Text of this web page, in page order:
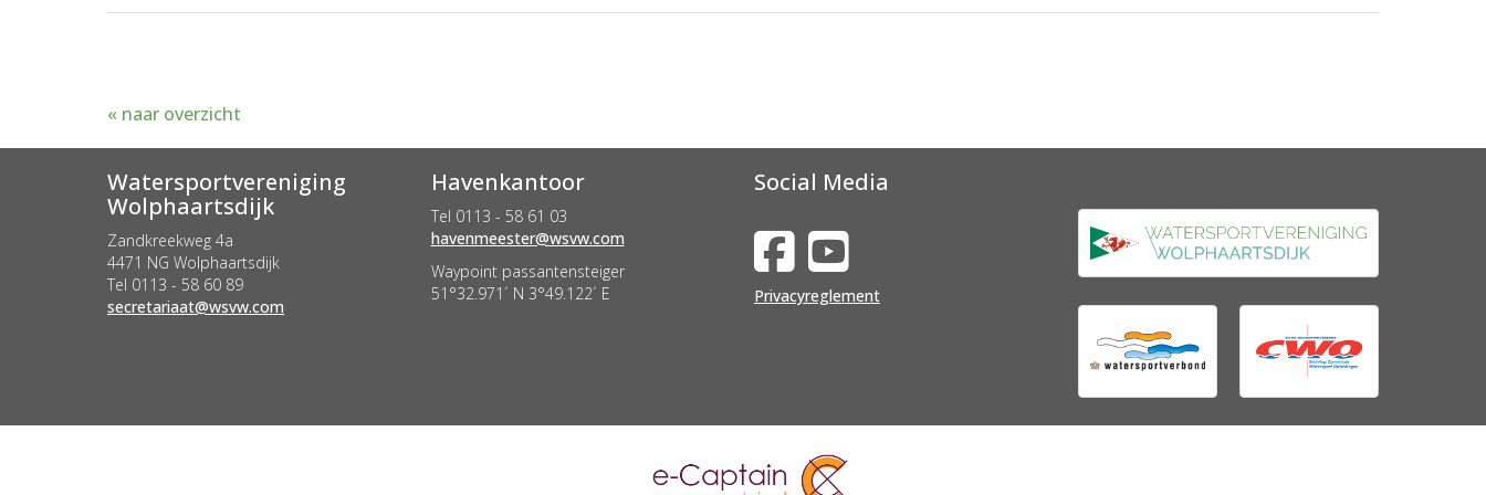
« naar overzicht
Watersportvereniging
Wolphaartsdijk
Zandkreekweg 4a
4471 NG Wolphaartsdijk
Tel 0113 - 58 60 89
taairaterces@wsvw.com
Havenkantoor
Tel 0113 - 58 61 03
retseemnevah@wsvw.com
Waypoint passantensteiger
51°32.971´ N 3°49.122´ E
Social Media
Privacyreglement